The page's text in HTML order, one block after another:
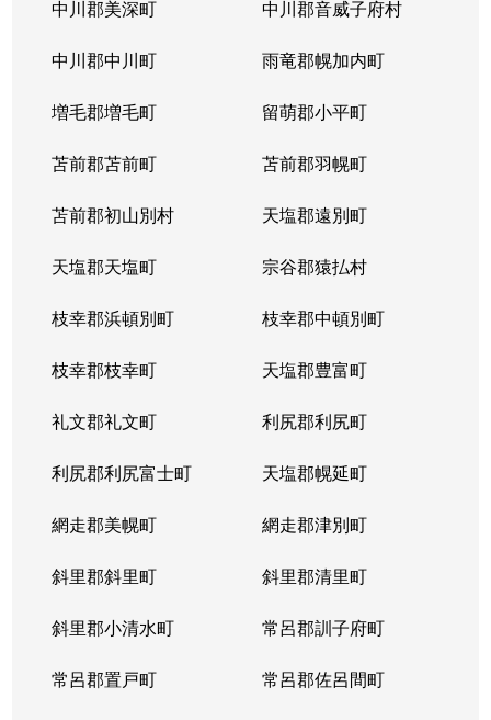
中川郡美深町 中川郡音威子府村
中川郡中川町 雨竜郡幌加内町
増毛郡増毛町 留萌郡小平町
苫前郡苫前町 苫前郡羽幌町
苫前郡初山別村 天塩郡遠別町
天塩郡天塩町 宗谷郡猿払村
枝幸郡浜頓別町 枝幸郡中頓別町
枝幸郡枝幸町 天塩郡豊富町
礼文郡礼文町 利尻郡利尻町
利尻郡利尻富士町 天塩郡幌延町
網走郡美幌町 網走郡津別町
斜里郡斜里町 斜里郡清里町
斜里郡小清水町 常呂郡訓子府町
常呂郡置戸町 常呂郡佐呂間町